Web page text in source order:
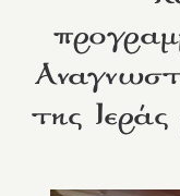
της